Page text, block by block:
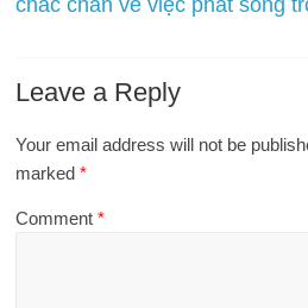
chắc chắn về việc phát sóng
Leave a Reply
Your email address will not be
marked*
Comment*